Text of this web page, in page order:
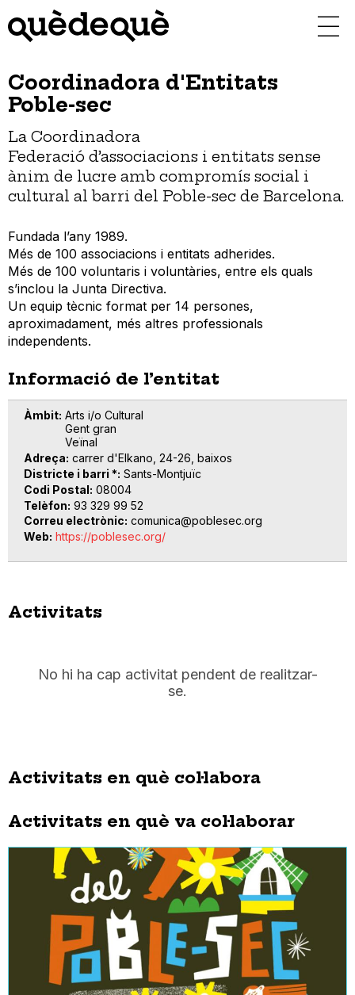
contingut
Coordinadora d'Entitats
Poble-sec
La Coordinadora
Federació d’associacions i entitats sense
ànim de lucre amb compromís social i
cultural al barri del Poble-sec de Barcelona.
Fundada l’any 1989.
Més de 100 associacions i entitats adherides.
Més de 100 voluntaris i voluntàries, entre els quals
s’inclou la Junta Directiva.
Un equip tècnic format per 14 persones,
aproximadament, més altres professionals
independents.
Informació de l’entitat
Àmbit Arts i/o Cultural
Gent gran
Veïnal
Adreça carrer d'Elkano, 24-26, baixos
Districte i barri * Sants-Montjuïc
Codi Postal 08004
Telèfon 93 329 99 52
Correu electrònic comunica@poblesec.org
Web https://poblesec.org/
Activitats
No hi ha cap activitat pendent de realitzar-
se.
Activitats en què col·labora
Activitats en què va col·laborar